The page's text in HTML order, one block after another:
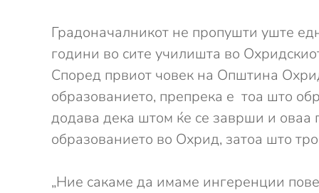
Градоначалникот не пропушти уште
години во сите училишта во
Според првиот човек на Општина
образованието, препрека е тоа што
додава дека штом ќе се заврши и оваа
образованието во Охрид, затоа што
„Ние сакаме да имаме ингеренции